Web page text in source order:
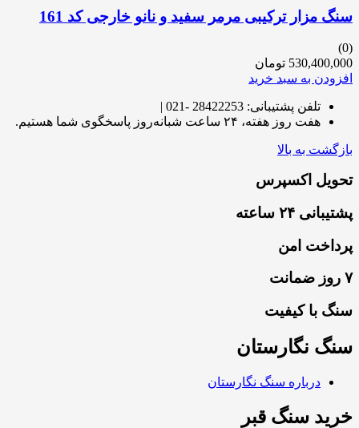
سنگ مزار ترکیبی مرمر سفید و نانو خارجی کد 161
(0)
530,400,000 تومان
افزودن به سبد خرید
تلفن پشتیبانی: 28422253 -021 |
هفت روز هفته، ۲۴ ساعت شبانه‌روز پاسخگوی شما هستیم.
بازگشت به بالا
تحویل اکسپرس
پشتیبانی ۲۴ ساعته
پرداخت امن
۷ روز ضمانت
سنگ با کیفیت
سنگ نگارستان
درباره سنگ نگارستان
خرید سنگ قبر